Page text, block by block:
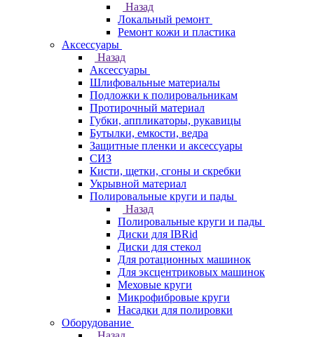
Назад
Локальный ремонт
Ремонт кожи и пластика
Аксессуары
Назад
Аксессуары
Шлифовальные материалы
Подложки к полировальникам
Протирочный материал
Губки, аппликаторы, рукавицы
Бутылки, емкости, ведра
Защитные пленки и аксессуары
СИЗ
Кисти, щетки, сгоны и скребки
Укрывной материал
Полировальные круги и пады
Назад
Полировальные круги и пады
Диски для IBRid
Диски для стекол
Для ротационных машинок
Для эксцентриковых машинок
Меховые круги
Микрофибровые круги
Насадки для полировки
Оборудование